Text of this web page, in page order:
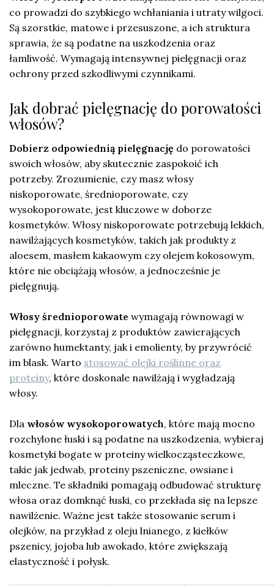
co prowadzi do szybkiego wchłaniania i utraty wilgoci.
Są szorstkie, matowe i przesuszone, a ich struktura
sprawia, że są podatne na uszkodzenia oraz
łamliwość. Wymagają intensywnej pielęgnacji oraz
ochrony przed szkodliwymi czynnikami.
Jak dobrać pielęgnację do porowatości
włosów?
Dobierz odpowiednią pielęgnację do porowatości
swoich włosów, aby skutecznie zaspokoić ich
potrzeby. Zrozumienie, czy masz włosy
niskoporowate, średnioporowate, czy
wysokoporowate, jest kluczowe w doborze
kosmetyków. Włosy niskoporowate potrzebują lekkich,
nawilżających kosmetyków, takich jak produkty z
aloesem, masłem kakaowym czy olejem kokosowym,
które nie obciążają włosów, a jednocześnie je
pielęgnują.
Włosy średnioporowate wymagają równowagi w
pielęgnacji, korzystaj z produktów zawierających
zarówno humektanty, jak i emolienty, by przywrócić
im blask. Warto stosować olejki roślinne oraz
proteiny, które doskonale nawilżają i wygładzają
włosy.
Dla włosów wysokoporowatych, które mają mocno
rozchylone łuski i są podatne na uszkodzenia, wybieraj
kosmetyki bogate w proteiny wielkocząsteczkowe,
takie jak jedwab, proteiny pszeniczne, owsiane i
mleczne. Te składniki pomagają odbudować strukturę
włosa oraz domknąć łuski, co przekłada się na lepsze
nawilżenie. Ważne jest także stosowanie serum i
olejków, na przykład z oleju lnianego, z kiełków
pszenicy, jojoba lub awokado, które zwiększają
elastyczność i połysk.